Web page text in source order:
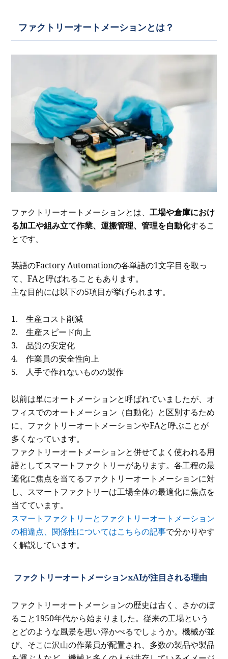
ファクトリーオートメーションとは？
ファクトリーオートメーションとは、工場や倉庫におけ
る加工や組み立て作業、運搬管理、管理を自動化するこ
とです。
英語のFactory Automationの各単語の1文字目を取っ
て、FAと呼ばれることもあります。
主な目的には以下の5項目が挙げられます。
1. 生産コスト削減
2. 生産スピード向上
3. 品質の安定化
4. 作業員の安全性向上
5. 人手で作れないものの製作
以前は単にオートメーションと呼ばれていましたが、オ
フィスでのオートメーション（自動化）と区別するため
に、ファクトリーオートメーションやFAと呼ぶことが
多くなっています。
ファクトリーオートメーションと併せてよく使われる用
語としてスマートファクトリーがあります。各工程の最
適化に焦点を当てるファクトリーオートメーションに対
し、スマートファクトリーは工場全体の最適化に焦点を
当てています。
スマートファクトリーとファクトリーオートメーション
の相違点、関係性についてはこちらの記事で分かりやす
く解説しています。
ファクトリーオートメーションxAIが注目される理由
ファクトリーオートメーションの歴史は古く、さかのぼ
ること1950年代から始まりました。従来の工場という
とどのような風景を思い浮かべるでしょうか。機械が並
び、そこに沢山の作業員が配置され、多数の製品や製品